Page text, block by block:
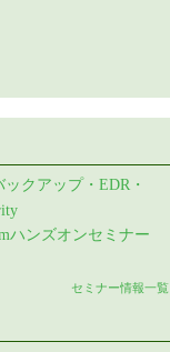
クアップ・EDR・
ハンズオンセミナー
セミナー情報一覧